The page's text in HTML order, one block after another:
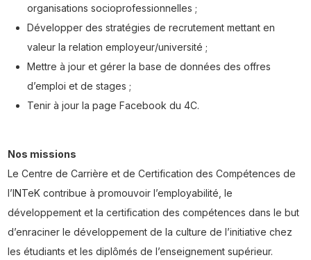
organisations socioprofessionnelles ;
Développer des stratégies de recrutement mettant en
valeur la relation employeur/université ;
Mettre à jour et gérer la base de données des offres
d’emploi et de stages ;
Tenir à jour la page Facebook du 4C.
Nos missions
Le Centre de Carrière et de Certification des Compétences de
l’INTeK contribue à promouvoir l’employabilité, le
développement et la certification des compétences dans le but
d’enraciner le développement de la culture de l’initiative chez
les étudiants et les diplômés de l’enseignement supérieur.